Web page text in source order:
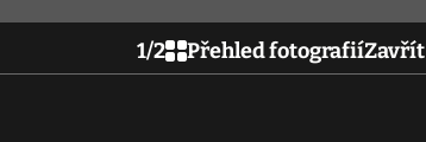
1/2 Přehled fotografiíZavřít